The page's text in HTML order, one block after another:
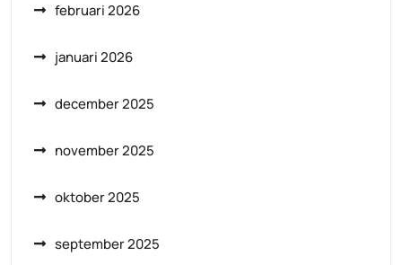
februari 2026
januari 2026
december 2025
november 2025
oktober 2025
september 2025